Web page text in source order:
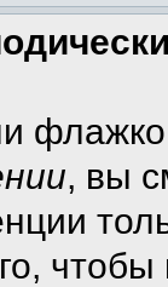
, вы
чтобы